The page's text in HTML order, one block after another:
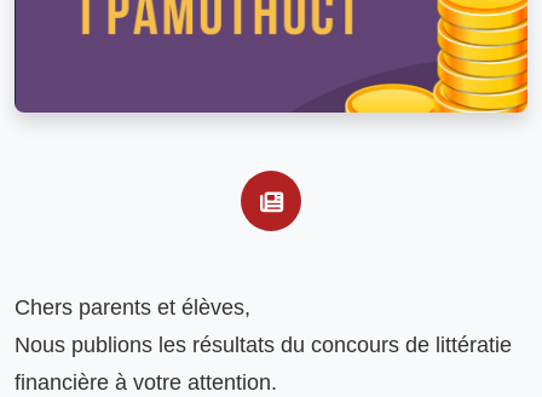
Chers parents et élèves,
Nous publions les résultats du concours de littératie
financière à votre attention.